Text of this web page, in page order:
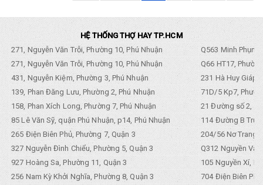
HỆ THỐNG THỢ HAY TP.HCM
271, Nguyễn Văn Trỗi, Phường 10, Phú Nhuận
Q563 Minh
271, Nguyễn Văn Trỗi, Phường 10, Phú Nhuận
Q66 HT17,
431, Nguyễn Kiệm, Phường 3, Phú Nhuận
231 Hà Huy Giáp,
139, Phan Đăng Lưu, Phường 2, Phú Nhuận
71D/5 Kp7,
158, Phan Xích Long, Phường 7, Phú Nhuận
21 Đường số 2,
85 Lê Văn Sỹ, quận Phú Nhuận, p14, Phú Nhuận
114 Đường B
265 Điện Biên Phủ, Phường 7, Quận 3
204/56 Nơ Trang
327 Nguyễn Đình Chiểu, Phường 5, Quận 3
Q312 Nguyền
927 Hoàng Sa, Phường 11, Quận 3
105 Nguyền Xí,
256 Nam Kỳ Khởi Nghĩa, Phường 8, Quận 3
704 Điện Biên